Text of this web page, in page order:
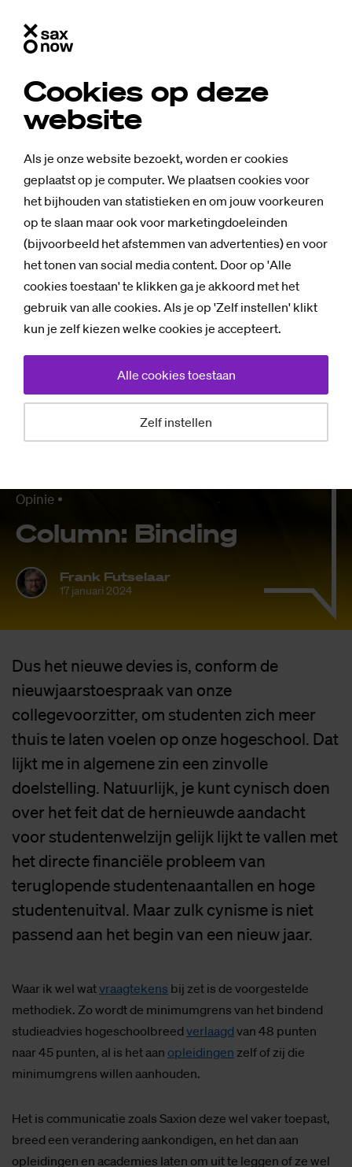
Cookies op deze
website
Als je onze website bezoekt, worden er cookies
geplaatst op je computer. We plaatsen cookies voor
het bijhouden van statistieken en om jouw voorkeuren
op te slaan maar ook voor marketingdoeleinden
(bijvoorbeeld het afstemmen van advertenties) en voor
het tonen van social media content. Door op 'Alle
cookies toestaan' te klikken ga je akkoord met het
gebruik van alle cookies. Als je op 'Zelf instellen' klikt
kun je zelf kiezen welke cookies je accepteert.
Zelf instellen
Alle cookies toestaan
Opinie
Co­lumn: Bin­ding
Frank Futselaar
17 januari 2024
Dus het nieuwe devies is, conform de
nieuwjaarstoespraak van onze
collegevoorzitter, om studenten zich meer
thuis te laten voelen op onze hogeschool. Dat
lijkt me in algemene zin een zinvolle
doelstelling. Natuurlijk, je kunt cynisch doen
over het feit dat de hernieuwde aandacht
voor studentenwelzijn gelijk lijkt te vallen met
het directe financiële probleem van
teruglopende studentenaantallen en hoge
studentenuitval. Maar zulk cynisme is niet
passend aan het begin van een nieuw jaar.
Waar ik wel watvraagtekens bij zet is de voorgestelde
methodiek. Zo wordt de minimumgrens van het bindend
studieadvies hogeschoolbreed verlaagd van 48 punten
naar 45 punten, al is het aan opleidingen zelf of zij die
minimumgrens willen aanhouden.
Het is communicatie zoals Saxion deze wel vaker toepast,
breed een verandering aankondigen, en het dan aan
opleidingen en academies laten om uit te leggen of ze wel